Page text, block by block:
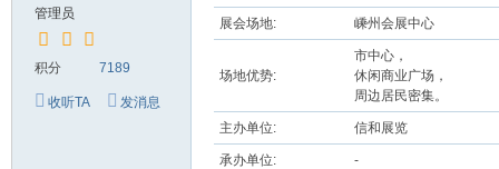
管理员
积分 7189
收听TA 发消息
展会场地: 嵊州会展中心
场地优势:
市中心，
休闲商业广场，
周边居民密集。
主办单位: 信和展览
承办单位: -